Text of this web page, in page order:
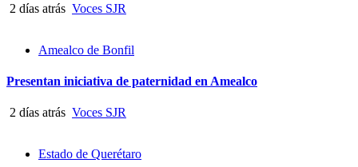
2 días atrás Voces SJR
Amealco de Bonfil
Presentan iniciativa de paternidad en Amealco
2 días atrás Voces SJR
Estado de Querétaro